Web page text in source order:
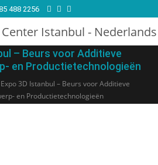
488 2256
– Beurs voor Additieve
en Productietechnologieën
Expo 3D Istanbul – Beurs voor Additieve
en Productietechnologieën